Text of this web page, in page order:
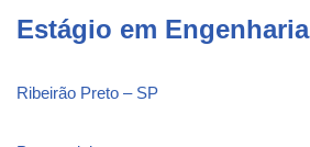
Estágio em Engenharia
Ribeirão Preto – SP